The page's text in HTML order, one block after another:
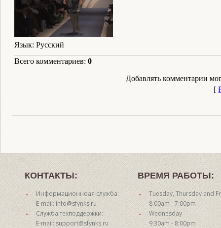
Язык: Русский
Всего комментариев: 0
Добавлять комментарии
[
КОНТАКТЫ:
Информационноая служба:
E-mail: info@sfynks.ru
Служба техподдержки:
E-mail: support@sfynks.ru
ВРЕМЯ РАБОТЫ:
Tuesday, Thursday and
8:00am - 7:00pm
Wednesday
9:30am - 8:00pm